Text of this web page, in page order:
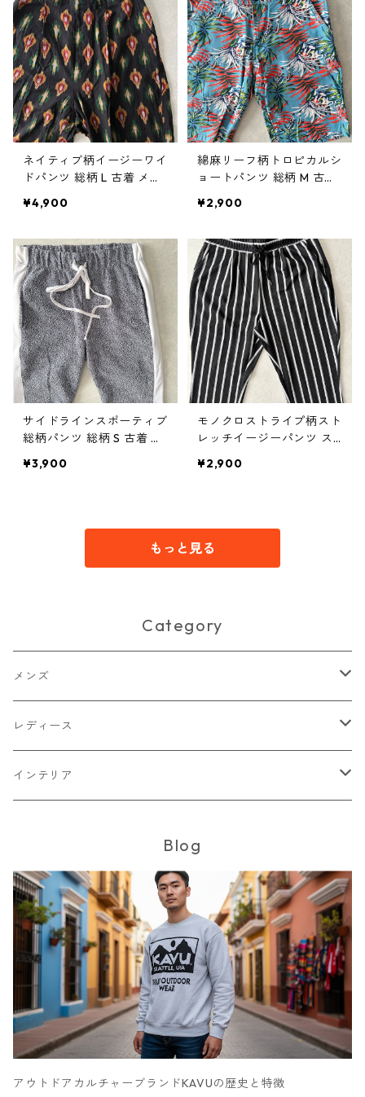
ネイティブ柄イージーワイ
ドパンツ 総柄 L 古着 メン
¥4,900
綿麻リーフ柄トロピカルシ
ョートパンツ 総柄 M 古着
¥2,900
サイドラインスポーティブ
総柄パンツ 総柄 S 古着 メ
¥3,900
モノクロストライプ柄スト
レッチイージーパンツ ス
¥2,900
もっと見る
Category
メンズ
トップス
Tシャツ・カットソー
パーカー
ニット
ボトムス
ジャケット
コート
ブルゾン
ダウンジャケット・ベスト
バッグ
手持ちバッグ
セットアップ
サロペット・オーバーオール
帽子
キャップ
レディース
トップス
シャツ
ジップアップ・カーディガン
スカート
パンツ
アウター
ブルゾン
コート
セットアップ
ワンピース
インテリア
テレビ台
チェスト
ソファ
ダイニングテーブル
Blog
アウトドアカルチャーブランドKAVUの歴史と特徴